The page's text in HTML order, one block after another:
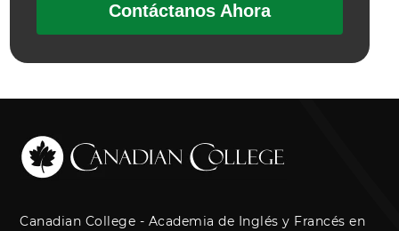
Contáctanos Ahora
Canadian College - Academia de Inglés y Francés en